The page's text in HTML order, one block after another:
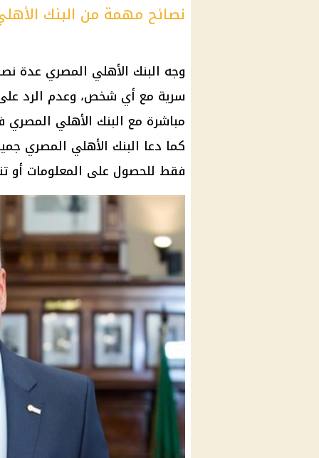
نصائح مهمة من البنك
وجه البنك الأهلي المصري عدة
سرية مع أي شخص، وعدم الرد على
مباشرة مع البنك الأهلي
كما دعا البنك الأهلي المصري
فقط للحصول على المعلومات أو